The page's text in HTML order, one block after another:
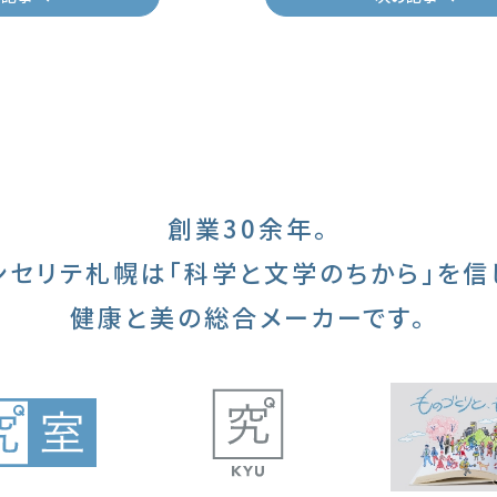
創業30余年。
セリテ札幌は 「科学と文学のちから」を
健康と美の総合メーカーです。